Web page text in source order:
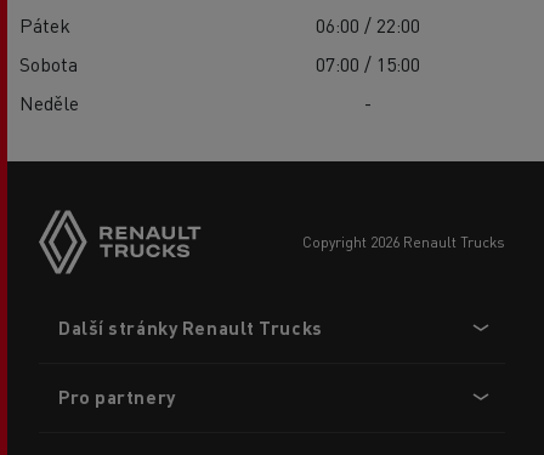
Pátek
06:00 / 22:00
Sobota
07:00 / 15:00
Neděle
-
copyright 2026 Renault Trucks
menu
Další stránky Renault Trucks
Pro partnery